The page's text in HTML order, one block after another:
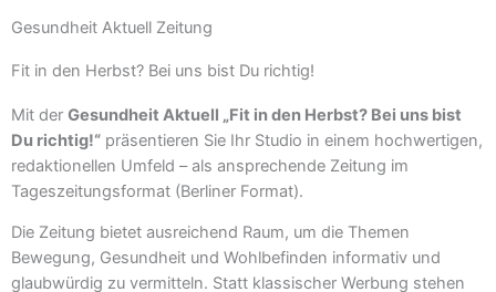
Gesundheit Aktuell Zeitung
Fit in den Herbst? Bei uns bist Du richtig!
Mit der Gesundheit Aktuell „Fit in den Herbst? Bei uns bist
Du richtig!“ präsentieren Sie Ihr Studio in einem hochwertigen,
redaktionellen Umfeld – als ansprechende Zeitung im
Tageszeitungsformat (Berliner Format).
Die Zeitung bietet ausreichend Raum, um die Themen
Bewegung, Gesundheit und Wohlbefinden informativ und
glaubwürdig zu vermitteln. Statt klassischer Werbung stehen